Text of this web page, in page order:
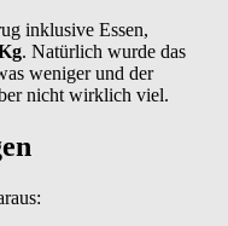
inklusive Essen,
. Natürlich wurde das
weniger und der
nicht wirklich viel.